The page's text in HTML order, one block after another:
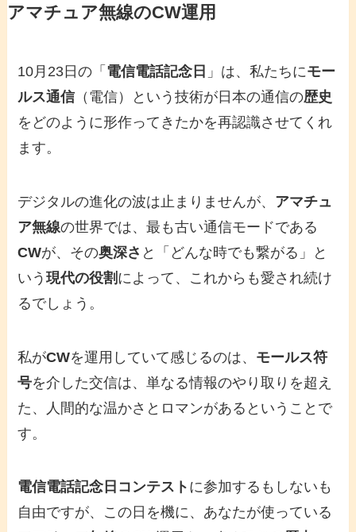
アマチュア無線のCW運用
10月23日の「 電信電話記念日 」は、私たちにモー
ルス通信（電信）という技術が日本の通信の歴史
をどのように形作ってきたかを再認識させてくれ
ます。
デジタルの進化の波は止まりませんが、 アマチュ
ア無線の世界では、最も古い通信モードである
CWが、その奥深さ と「どんな時でも繋がる」と
いう現代の役割 によって、これからも愛され続け
るでしょう。
私がCWを運用していて感じるのは、 モールス符
号を介した交信は、単なる情報のやり取りを超え
た、人間的な温かさとロマンがあるということで
す。
電信電話記念日コンテスト に参加するもしないも
自由ですが、この日を機に、あなたが使っている